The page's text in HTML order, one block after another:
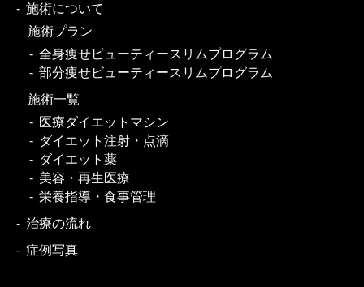
施術について
施術プラン
全身痩せビューティースリムプログラム
部分痩せビューティースリムプログラム
施術一覧
医療ダイエットマシン
ダイエット注射・点滴
ダイエット薬
美容・再生医療
栄養指導・食事管理
治療の流れ
症例写真